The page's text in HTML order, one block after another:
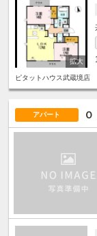
ピタットハウス武蔵境店
アパート Ｏ